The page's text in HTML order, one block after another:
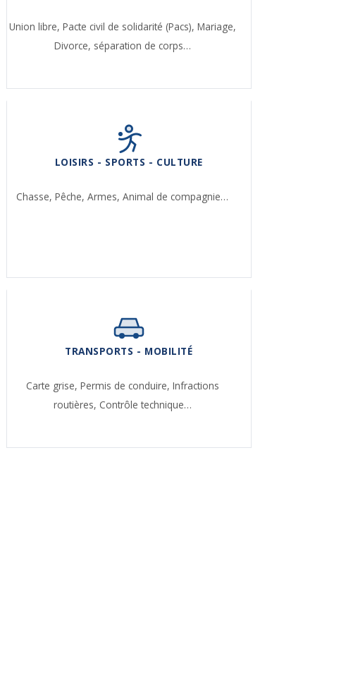
Union libre, Pacte civil de solidarité (Pacs), Mariage,
Divorce, séparation de corps…
LOISIRS - SPORTS - CULTURE
Chasse,Pêche,Armes,Animal de compagnie…
TRANSPORTS - MOBILITÉ
Carte grise, Permis de conduire, Infractions
routières, Contrôle technique…